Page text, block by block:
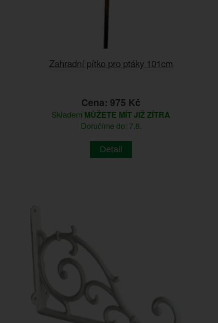
Zahradní pítko pro ptáky 101cm
Cena: 975 Kč
Skladem MŮŽETE MÍT JIŽ ZÍTRA
Doručíme do: 7.8.
Detail